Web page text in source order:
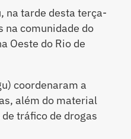
na tarde desta terça-
na comunidade do
Oeste do Rio de
coordenaram a
além do material
tráfico de drogas